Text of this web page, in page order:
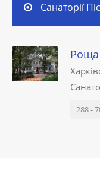
Санаторії
Роща
288 -